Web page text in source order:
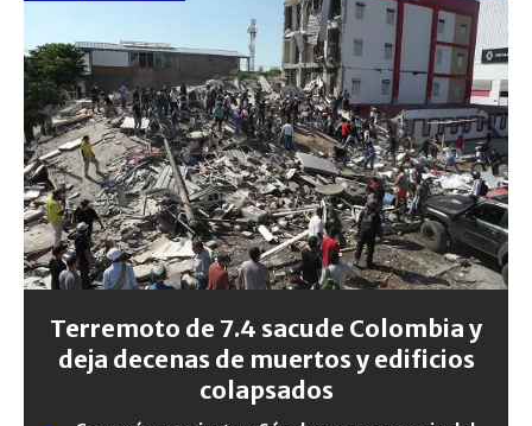
Terremoto de 7.4 sacude Colombia y
deja decenas de muertos y edificios
colapsados